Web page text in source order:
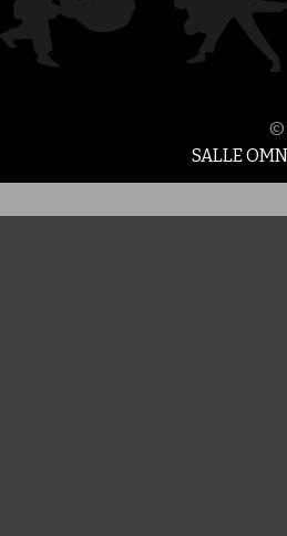
©
SALLE